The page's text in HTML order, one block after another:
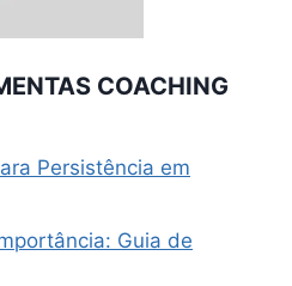
COACHING
Persistência em
Guia de